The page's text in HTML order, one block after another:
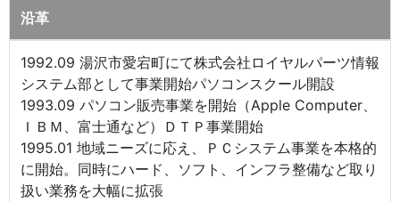
沿革
1992.09 湯沢市愛宕町にて株式会社ロイヤルパーツ情報
システム部として事業開始パソコンスクール開設
1993.09 パソコン販売事業を開始（Apple Computer、
ＩＢＭ、富士通など）ＤＴＰ事業開始
1995.01 地域ニーズに応え、ＰＣシステム事業を本格的
に開始。同時にハード、ソフト、インフラ整備など取り
扱い業務を大幅に拡張